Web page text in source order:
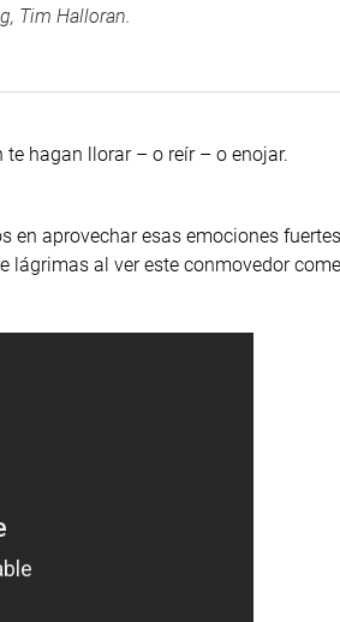
Tim Halloran.
hagan llorar – o reír – o enojar.
aprovechar esas emociones
lágrimas al ver este conmovedor